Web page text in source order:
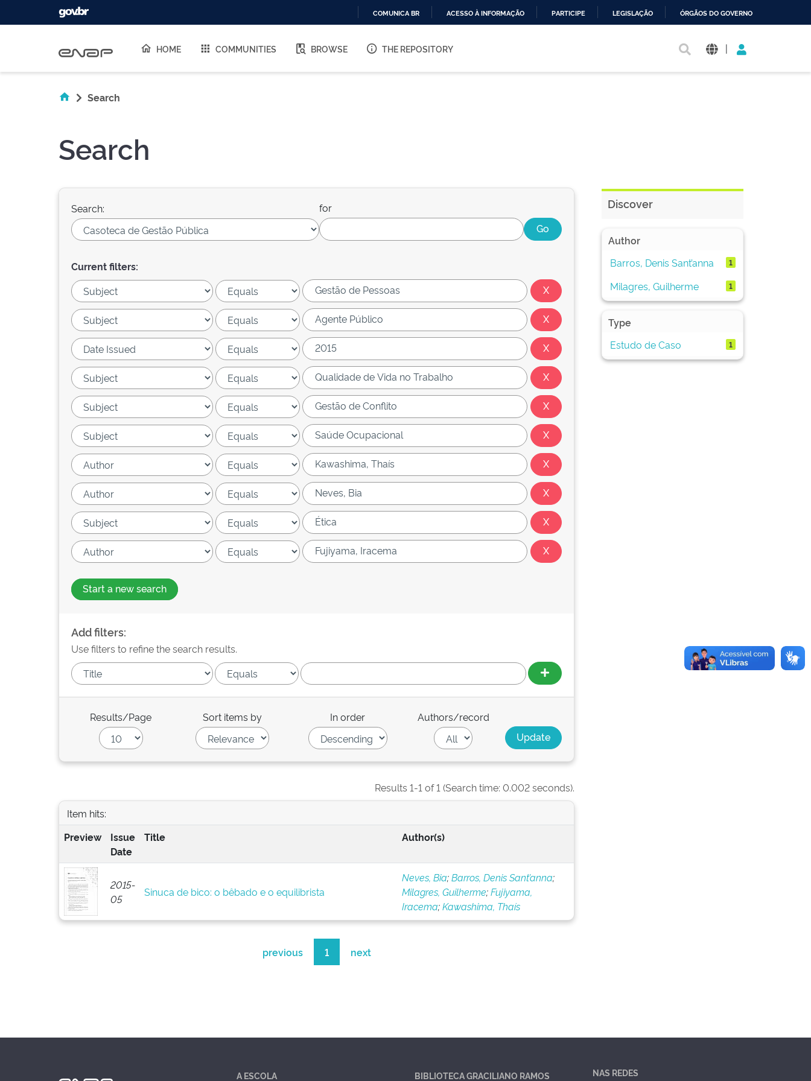
O
COMUNICA BR ACESSO À INFORMAÇÃO PARTICIPE LEGISLAÇÃO ÓRGÃOS DO GOVERNO
HOME COMMUNITIES BROWSE THE REPOSITORY |
Search
Search
Search: for
Current filters:
Start a new search
Add filters:
Use filters to refine the search results.
Results/Page Sort items by In order Authors/record
Results 1-1 of 1 (Search time: 0.002 seconds).
Item hits:
Preview
Issue
Date
Title Author(s)
2015-
05
Sinuca de bico: o bêbado e o equilibrista
Neves, Bia;Barros, Denis Sant’anna;
Milagres, Guilherme;Fujiyama,
Iracema;Kawashima, Thaís
previous 1 next
Discover
Author
Barros, Denis Sant’anna
1
Milagres, Guilherme 1
Type
Estudo de Caso
1
A ESCOLA BIBLIOTECA GRACILIANO RAMOS NAS REDES